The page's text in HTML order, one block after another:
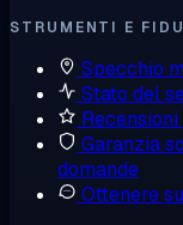
STRUMENTI E
Specchio
Stato del
Garanzia
domande
Ottenere